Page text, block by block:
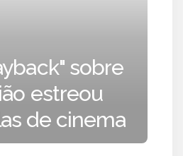
sobre
estreou
de cinema